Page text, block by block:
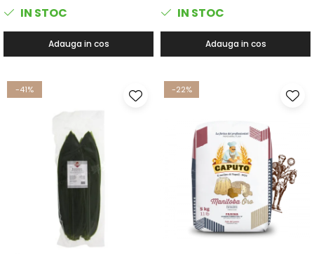
IN STOC
Adauga in cos
IN STOC
Adauga in cos
-41% -22%